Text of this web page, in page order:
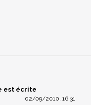
est écrite
02/09/2010, 16:31